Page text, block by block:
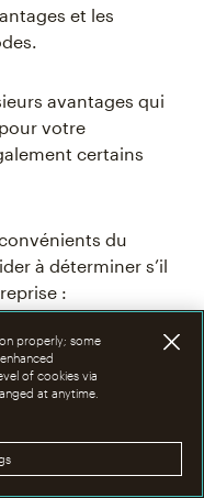
et les
avantages qui
votre
certains
du
à déterminer s’il
:
popularité au
properly; some
of cookies via
at anytime.